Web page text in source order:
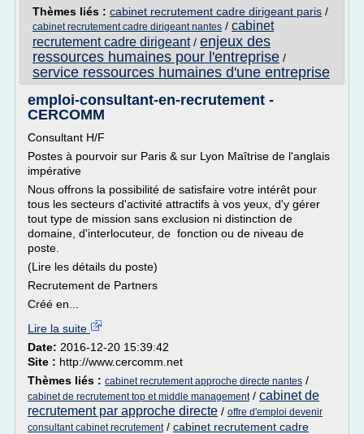
Thèmes liés : cabinet recrutement cadre dirigeant paris /
cabinet recrutement cadre dirigeant nantes / cabinet
recrutement cadre dirigeant/ enjeux des
ressources humaines pour l'entreprise /
service ressources humaines d'une entreprise
emploi-consultant-en-recrutement -
CERCOMM
Consultant H/F
Postes à pourvoir sur Paris & sur Lyon Maîtrise de l'anglais
impérative
Nous offrons la possibilité de satisfaire votre intérêt pour
tous les secteurs d'activité attractifs à vos yeux, d'y gérer
tout type de mission sans exclusion ni distinction de
domaine, d'interlocuteur, de fonction ou de niveau de
poste.
(Lire les détails du poste)
Recrutement de Partners
Créé en...
Lire la suite
Date: 2016-12-20 15:39:42
Site : http://www.cercomm.net
Thèmes liés : cabinet recrutement approche directe nantes /
cabinet de recrutement top et middle management/ cabinet de
recrutement par approche directe / offre d'emploi devenir
consultant cabinet recrutement/ cabinet recrutement cadre